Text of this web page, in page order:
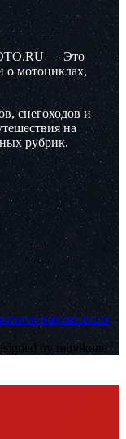
— Это
о мотоциклах,
снегоходов и
на
рубрик.
персональных
by muvikone